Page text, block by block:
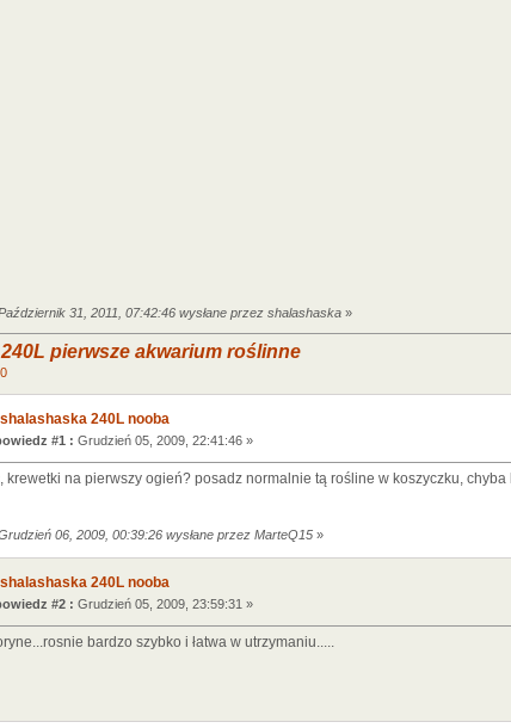
31, 2011, 07:42:46 wysłane przez shalashaska »
pierwsze akwarium roślinne
240L nooba
#1 : Grudzień 05, 2009, 22:41:46 »
krewetki na pierwszy ogień? posadz normalnie tą rośline w koszyczku, chyba
06, 2009, 00:39:26 wysłane przez MarteQ15 »
240L nooba
#2 : Grudzień 05, 2009, 23:59:31 »
bardzo szybko i łatwa w utrzymaniu.....